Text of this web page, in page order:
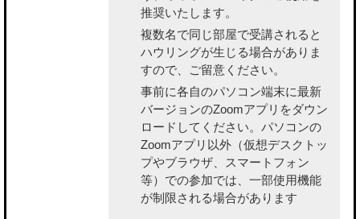
推奨いたします。
複数名で同じ部屋で受講されると
ハウリングが生じる場合がありま
すので、ご留意ください。
事前に各自のパソコン端末に最新
バージョンのZoomアプリをダウン
ロードしてください。パソコンの
Zoomアプリ以外（仮想デスクトッ
プやブラウザ、スマートフォン
等）での参加では、一部使用機能
が制限される場合があります